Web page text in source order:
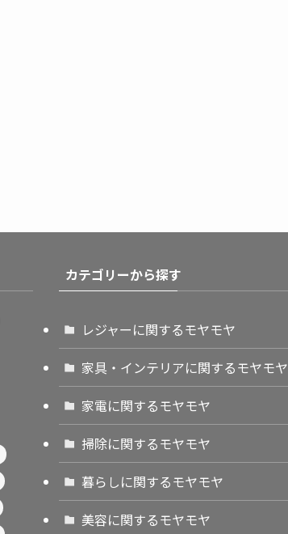
カテゴリーから探す
レジャーに関するモヤモヤ
家具・インテリアに関するモヤモヤ
家電に関するモヤモヤ
掃除に関するモヤモヤ
暮らしに関するモヤモヤ
美容に関するモヤモヤ